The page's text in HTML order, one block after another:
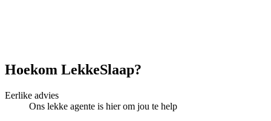
Hoekom LekkeSlaap?
Eerlike advies
Ons lekke agente is hier om jou te help